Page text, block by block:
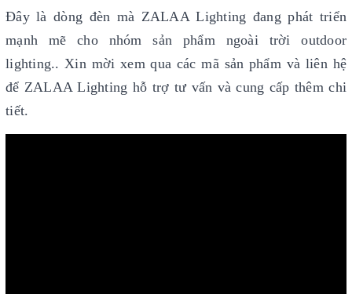
Đây là dòng đèn mà ZALAA Lighting đang phát triển
mạnh mẽ cho nhóm sản phẩm ngoài trời outdoor
lighting.. Xin mời xem qua các mã sản phẩm và liên hệ
để ZALAA Lighting hỗ trợ tư vấn và cung cấp thêm chi
tiết.